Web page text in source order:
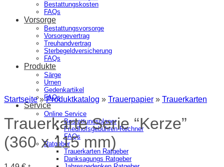
Bestattungskosten
FAQs
Vorsorge
Bestattungsvorsorge
Vorsorgevertrag
Treuhandvertrag
Sterbegeldversicherung
FAQs
Produkte
Särge
Urnen
Gedenkartikel
FAQs
Service
Online Service
Bestattungsplaner
Friedhofsgebühren-Rechner
FAQs
Ratgeber
Trauerkarten Ratgeber
Danksagungs Ratgeber
Startseite » Produktkatalog » Trauerpapier » Trauerkarten
Trauerkarte Serie “Kerze”
(360 x 115 mm)